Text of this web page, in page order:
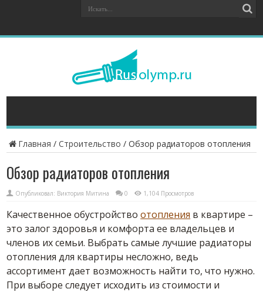
Главная /Строительство /Обзор радиаторов отопления
Обзор радиаторов отопления
Опубликовал: Виктория Митина 0 1,104 Просмотров
Качественное обустройствоотопления в квартире –
это залог здоровья и комфорта ее владельцев и
членов их семьи. Выбрать самые лучшие радиаторы
отопления для квартиры несложно, ведь
ассортимент дает возможность найти то, что нужно.
При выборе следует исходить из стоимости и